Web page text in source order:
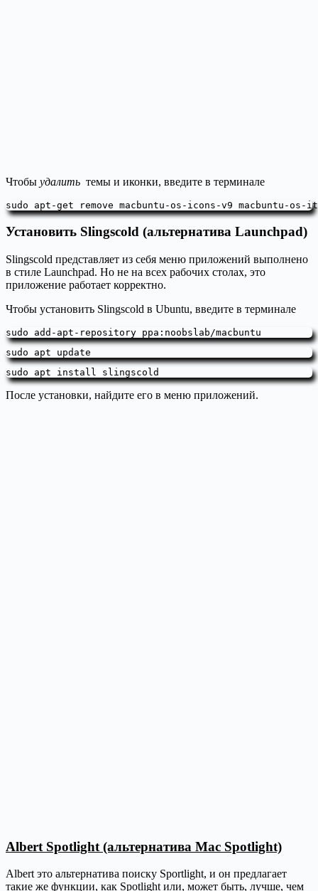
Чтобы удалить темы и иконки, введите в терминале
sudo apt-get remove macbuntu-os-icons-v9 macbuntu-os-
Установить Slingscold (альтернатива Launchpad)
Slingscold представляет из себя меню приложений выполнено
в стиле Launchpad. Но не на всех рабочих столах, это
приложение работает корректно.
Чтобы установить Slingscold в Ubuntu, введите в терминале
sudo add-apt-repository ppa:noobslab/macbuntu
sudo apt update
sudo apt install slingscold
После установки, найдите его в меню приложений.
Albert Spotlight (альтернатива Mac Spotlight)
Albert это альтернатива поиску Sportlight, и он предлагает
такие же функции, как Spotlight или, может быть, лучше, чем